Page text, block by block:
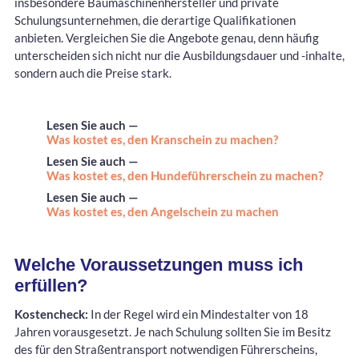
Schulungsunternehmen, die derartige Qualifikationen
anbieten. Vergleichen Sie die Angebote genau, denn häufig
unterscheiden sich nicht nur die Ausbildungsdauer und -inhalte,
sondern auch die Preise stark.
Lesen Sie auch —
Was kostet es, den Kranschein zu machen?
Lesen Sie auch —
Was kostet es, den Hundeführerschein zu machen?
Lesen Sie auch —
Was kostet es, den Angelschein zu machen
Welche Voraussetzungen muss ich
erfüllen?
Kostencheck: In der Regel wird ein Mindestalter von 18
Jahren vorausgesetzt. Je nach Schulung sollten Sie im Besitz
des für den Straßentransport notwendigen Führerscheins,